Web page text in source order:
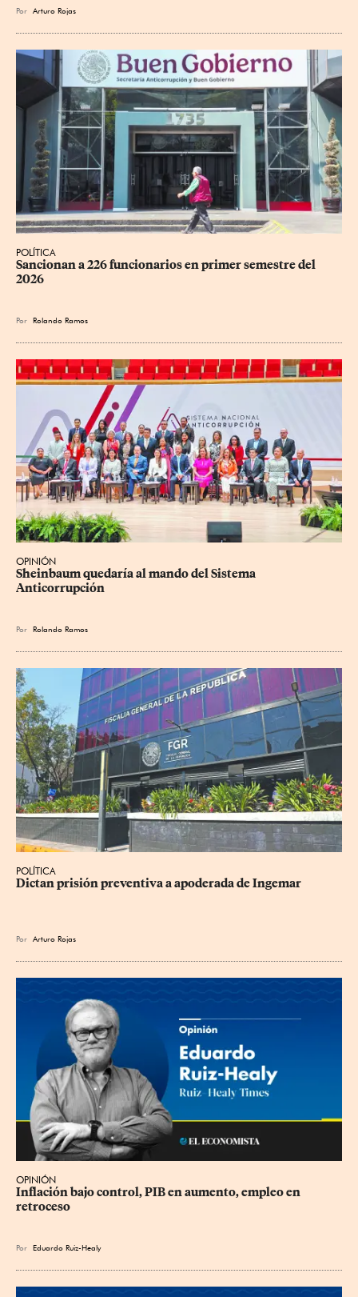
Por Arturo Rojas
POLÍTICA
Sancionan a 226 funcionarios en primer semestre del
2026
Por Rolando Ramos
OPINIÓN
Sheinbaum quedaría al mando del Sistema
Anticorrupción
Por Rolando Ramos
POLÍTICA
Dictan prisión preventiva a apoderada de Ingemar
Por Arturo Rojas
OPINIÓN
Inflación bajo control, PIB en aumento, empleo en
retroceso
Por Eduardo Ruiz-Healy